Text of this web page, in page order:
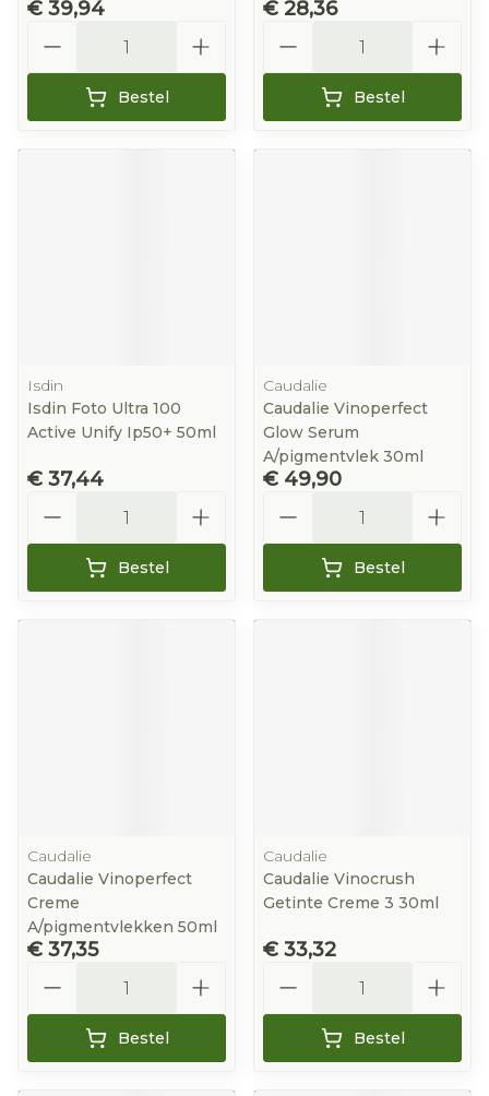
€ 39,94
Bestel
€ 28,36
Bestel
Isdin
Isdin Foto Ultra 100
Active Unify Ip50+ 50ml
€ 37,44
Bestel
Caudalie
Caudalie Vinoperfect
Glow Serum
A/pigmentvlek 30ml
€ 49,90
Bestel
Caudalie
Caudalie Vinoperfect
Creme
A/pigmentvlekken 50ml
€ 37,35
Bestel
Caudalie
Caudalie Vinocrush
Getinte Creme 3 30ml
€ 33,32
Bestel